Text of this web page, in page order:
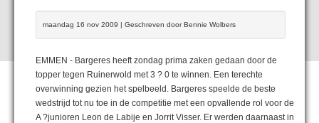
maandag 16 nov 2009 | Geschreven door Bennie Wolbers
EMMEN - Bargeres heeft zondag prima zaken gedaan door de
topper tegen Ruinerwold met 3 ? 0 te winnen. Een terechte
overwinning gezien het spelbeeld. Bargeres speelde de beste
wedstrijd tot nu toe in de competitie met een opvallende rol voor de
A ?junioren Leon de Labije en Jorrit Visser. Er werden daarnaast in